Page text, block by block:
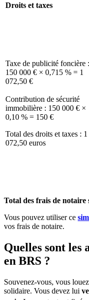
Droits et taxes
Taxe de publicité foncière :
150 000 € × 0,715 % = 1
072,50 €
Contribution de sécurité
immobilière : 150 000 € ×
0,10 % = 150 €
Total des droits et taxes : 1
072,50 euros
Total des frais de notaire
Vous pouvez utiliser ce
vos frais de notaire.
Quelles sont les
en BRS ?
Souvenez-vous, vous
solidaire. Vous devez lui